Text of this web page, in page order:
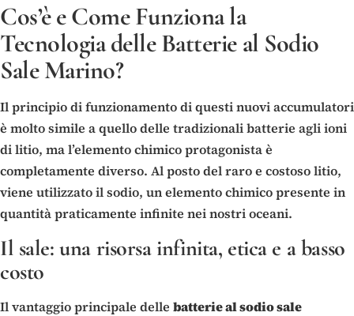
Cos’è e Come Funziona la
Tecnologia delle Batterie al Sodio
Sale Marino?
Il principio di funzionamento di questi nuovi accumulatori
è molto simile a quello delle tradizionali batterie agli ioni
di litio, ma l’elemento chimico protagonista è
completamente diverso. Al posto del raro e costoso litio,
viene utilizzato il sodio, un elemento chimico presente in
quantità praticamente infinite nei nostri oceani.
Il sale: una risorsa infinita, etica e a basso
costo
Il vantaggio principale delle batterie al sodio sale